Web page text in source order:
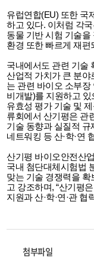
유럽연합(EU) 또한 국
하고 있다. 이처럼 각
동물 기반 시험 기술을
환경 또한 빠르게 재편
국내에서도 관련 기술
산업적 가치가 큰 분야
는 관련 바이오 소부장
비개발)를 지원하고 있
유효성 평가 기술 및
류회에서 산기평은 관
기술 동향과 실질적 규
네트워킹 등 산·학·연
산기평 바이오안전산
국내 첨단대체시험법
맞는 기술 경쟁력을 확
고 강조하며, “산기평
지원과 산·학·연·관
첨부파일